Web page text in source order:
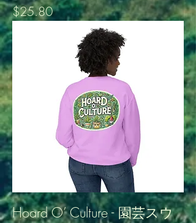
価格
$25.80
Hoard O’ Culture - 園芸スウ